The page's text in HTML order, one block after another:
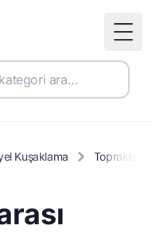
Kuşaklama